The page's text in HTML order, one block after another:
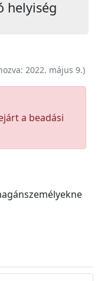
helyiség
2022. május 9.)
a beadási